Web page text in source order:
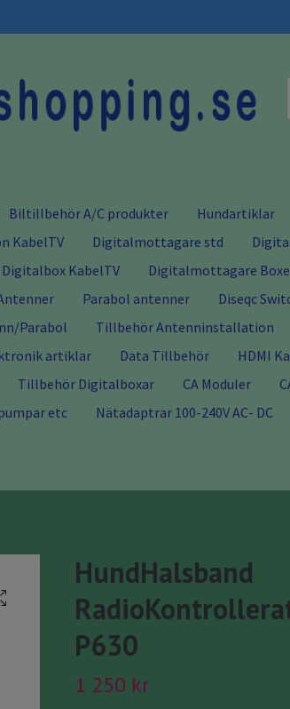
Biltillbehör A/C produkter Hundartiklar
KabelTV Digitalmottagare std
KabelTV
Digitalmottagare
Parabol antenner Diseqc
Parabol Tillbehör Antenninstallation
artiklar Data Tillbehör HDMI
Tillbehör Digitalboxar CA Moduler
etc Nätadaptrar 100-240V AC- DC
HundHalsband
P630
1 250 kr